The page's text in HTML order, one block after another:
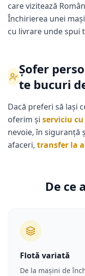
care vizitează
Închirierea unei
cu livrare unde spui
Șofer
te bucuri
Dacă preferi să lași
oferim și serviciu
nevoie, în
afaceri, transfer la
De ce
Flotă variată
De la mașini de